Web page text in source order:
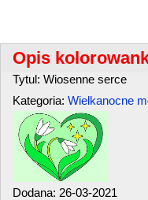
Opis
Tytul: Wiosenne serce
Kategoria: Wielkanocne
Dodana: 26-03-2021